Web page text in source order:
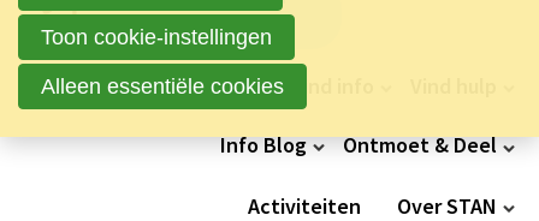
van STAN
Hoofdnavigatie
Info Blog Ontmoet & Deel
Activiteiten Over STAN
Toon cookie-instellingen
Alleen essentiële cookies